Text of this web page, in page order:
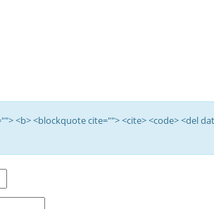
<b> <blockquote cite=""> <cite> <code> <del